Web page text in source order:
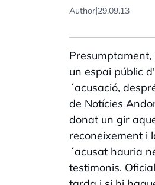
Author|29.09.13
un espai públic
´acusació,
de Notícies
donat un gir
reconeixement i
´acusat hauria
testimonis.